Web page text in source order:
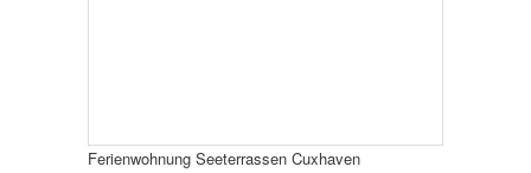
Ferienwohnung Seeterrassen Cuxhaven